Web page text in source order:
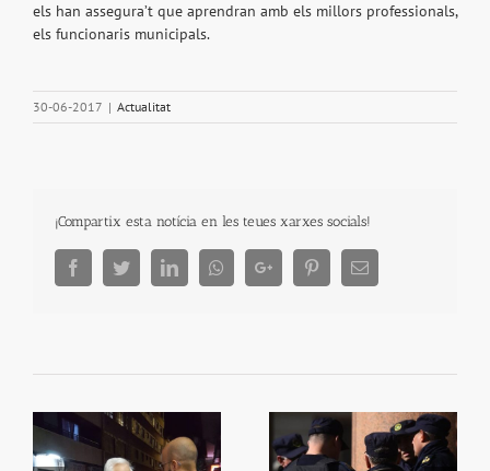
els han assegura’t que aprendran amb els millors professionals,
els funcionaris municipals.
30-06-2017 | Actualitat
¡Compartix esta notícia en les teues xarxes socials!
FacebookTwitterLinkedInWhatsappGoogle+ PinterestEmail